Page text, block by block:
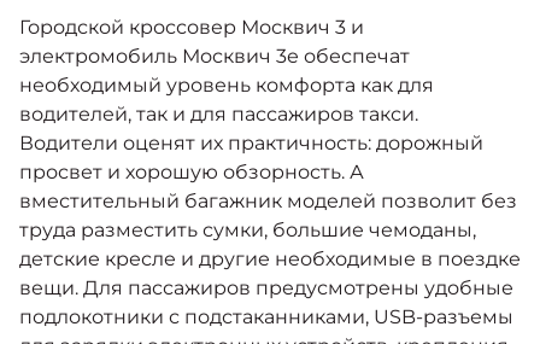
Городской кроссовер Москвич 3 и
электромобиль Москвич 3е обеспечат
необходимый уровень комфорта как для
водителей, так и для пассажиров такси.
Водители оценят их практичность: дорожный
просвет и хорошую обзорность. А
вместительный багажник моделей позволит без
труда разместить сумки, большие чемоданы,
детские кресле и другие необходимые в поездке
вещи. Для пассажиров предусмотрены удобные
подлокотники с подстаканниками, USB-разъемы